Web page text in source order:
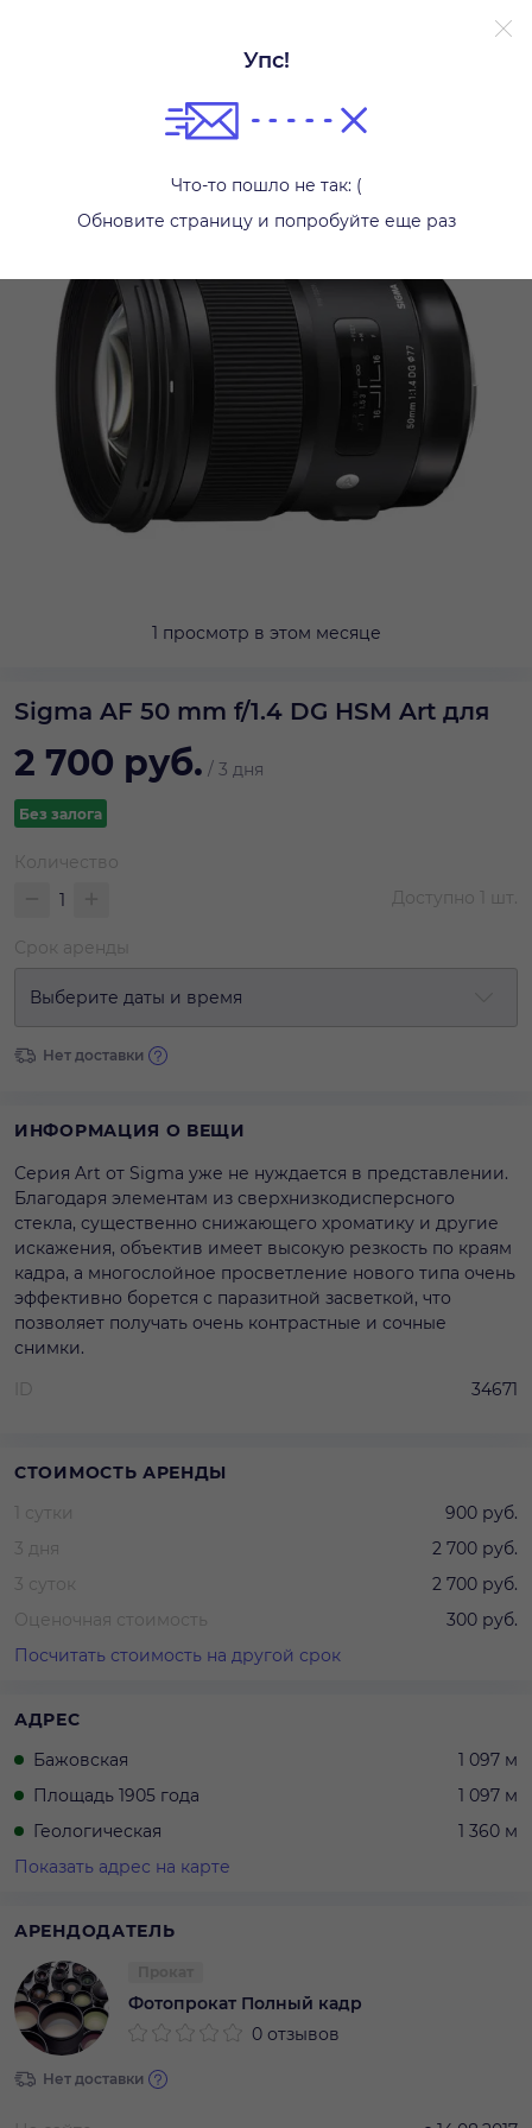
Упс!
Что-то пошло не так: (
Обновите страницу и попробуйте еще раз
1 просмотр в этом месяце
Sigma AF 50 mm f/1.4 DG HSM Art для
2 700 руб. / 3 дня
Без залога
Количество
Доступно 1 шт.
Срок аренды
Выберите даты и время
Нет доставки
ИНФОРМАЦИЯ О ВЕЩИ
Серия Art от Sigma уже не нуждается в представлении.
Благодаря элементам из сверхнизкодисперсного
стекла, существенно снижающего хроматику и другие
искажения, объектив имеет высокую резкость по краям
кадра, а многослойное просветление нового типа очень
эффективно борется с паразитной засветкой, что
позволяет получать очень контрастные и сочные
снимки.
ID
34671
СТОИМОСТЬ АРЕНДЫ
1 сутки
900 руб.
3 дня
2 700 руб.
3 суток
2 700 руб.
Оценочная стоимость
300 руб.
Посчитать стоимость на другой срок
АДРЕС
Бажовская
1 097 м
Площадь 1905 года
1 097 м
Геологическая
1 360 м
Показать адрес на карте
АРЕНДОДАТЕЛЬ
Фотопрокат Полный кадр
0 отзывов
Нет доставки